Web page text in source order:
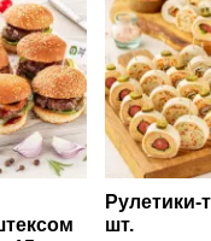
Рулетики-
шт.